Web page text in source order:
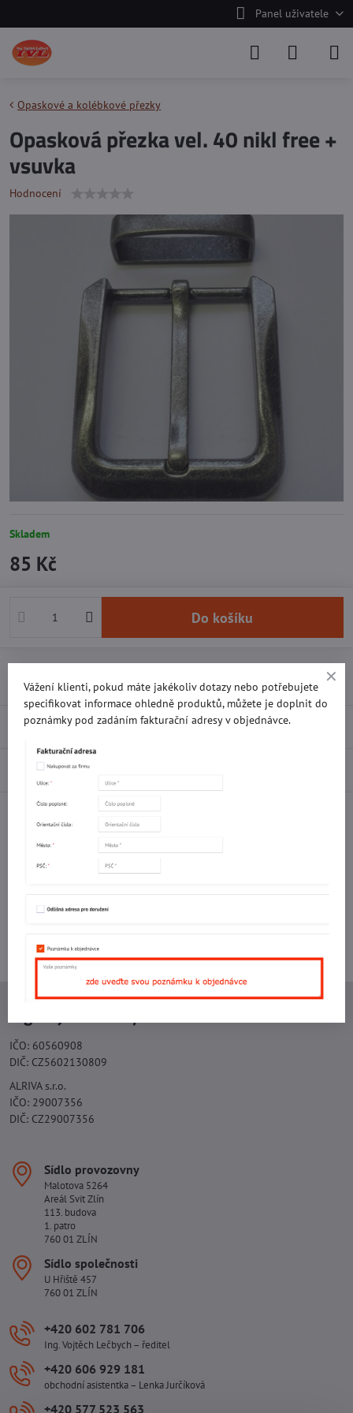
Panel uživatele
Opaskové a kolébkové přezky
Opasková přezka vel. 40 nikl free +
vsuvka
Hodnocení
Skladem
85 Kč
Do košíku
Recenze 0
Diskuse 0
Facebook TwitterBluesky
Potřebujete poradit s objednávkou?
IČO: 60560908
DIČ: CZ5602130809
ALRIVA s.r.o.
IČO: 29007356
DIČ: CZ29007356
Sídlo provozovny
Malotova 5264
Areál Svit Zlín
113. budova
1. patro
760 01 ZLÍN
Sídlo společnosti
U Hřiště 457
760 01 ZLÍN
+420 602 781 706
Ing. Vojtěch Lečbych – ředitel
+420 606 929 181
obchodní asistentka – Lenka Jurčíková
+420 577 523 563
Vážení klienti, pokud máte jakékoliv dotazy nebo potřebujete
specifikovat informace ohledně produktů, můžete je doplnit do
poznámky pod zadáním fakturační adresy v objednávce.